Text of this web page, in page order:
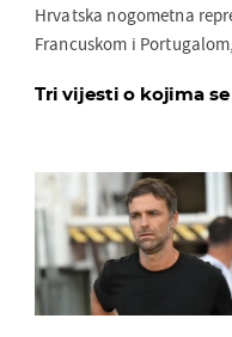
Hrvatska nogometna
Francuskom i
Tri vijesti o kojima